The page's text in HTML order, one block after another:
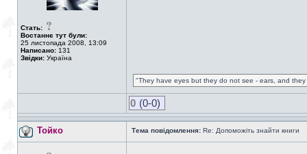
Стать:
Востаннє тут були:
25 листопада 2008, 13:09
Написано: 131
Звідки: Україна
"They have eyes but they do not see - ears, and
0 (0-0)
Тойко Тема повідомлення: Re: Допоможіть знайти книги